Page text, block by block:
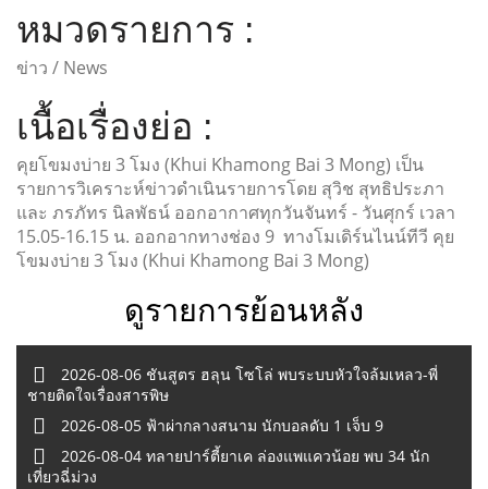
หมวดรายการ :
ข่าว / News
เนื้อเรื่องย่อ :
คุยโขมงบ่าย 3 โมง (Khui Khamong Bai 3 Mong) เป็น
รายการวิเคราะห์ข่าวดำเนินรายการโดย สุวิช สุทธิประภา
และ ภรภัทร นิลพัธน์ ออกอากาศทุกวันจันทร์ - วันศุกร์ เวลา
15.05-16.15 น. ออกอากทางช่อง 9 ทางโมเดิร์นไนน์ทีวี คุย
โขมงบ่าย 3 โมง (Khui Khamong Bai 3 Mong)
ดูรายการย้อนหลัง
2026-08-06 ชันสูตร ฮลุน โซโล่ พบระบบหัวใจล้มเหลว-พี่
ชายติดใจเรื่องสารพิษ
2026-08-05 ฟ้าผ่ากลางสนาม นักบอลดับ 1 เจ็บ 9
2026-08-04 ทลายปาร์ตี้ยาเค ล่องแพแควน้อย พบ 34 นัก
เที่ยวฉี่ม่วง